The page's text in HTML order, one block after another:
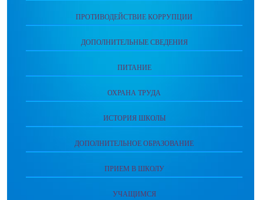
ПРОТИВОДЕЙСТВИЕ КОРРУПЦИИ
ДОПОЛНИТЕЛЬНЫЕ СВЕДЕНИЯ
ПИТАНИЕ
ОХРАНА ТРУДА
ИСТОРИЯ ШКОЛЫ
ДОПОЛНИТЕЛЬНОЕ ОБРАЗОВАНИЕ
ПРИЕМ В ШКОЛУ
УЧАЩИМСЯ